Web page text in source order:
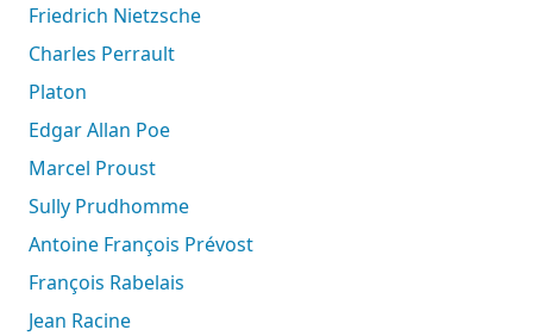
Friedrich Nietzsche
Charles Perrault
Platon
Edgar Allan Poe
Marcel Proust
Sully Prudhomme
Antoine François Prévost
François Rabelais
Jean Racine